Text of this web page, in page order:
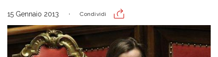
15 Gennaio 2013 Condividi